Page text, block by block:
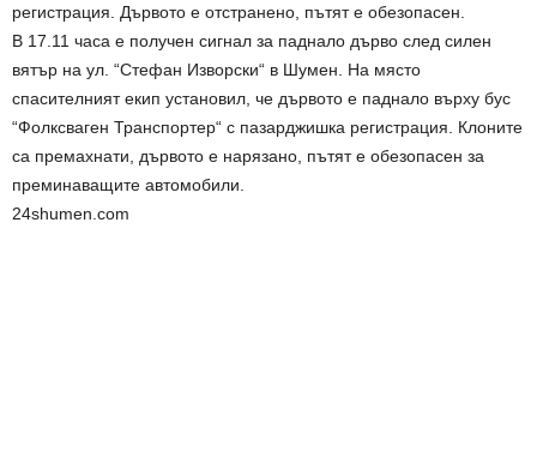
регистрация. Дървото е отстранено, пътят е обезопасен.
В 17.11 часа е получен сигнал за паднало дърво след силен
вятър на ул. “Стефан Изворски“ в Шумен. На място
спасителният екип установил, че дървото е паднало върху бус
“Фолксваген Транспортер“ с пазарджишка регистрация. Клоните
са премахнати, дървото е нарязано, пътят е обезопасен за
преминаващите автомобили.
24shumen.com